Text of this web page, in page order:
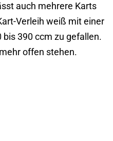
auch mehrere Karts
Verleih weiß mit einer
390 ccm zu gefallen.
offen stehen.